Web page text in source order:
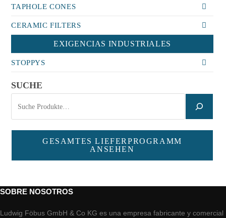
TAPHOLE CONES
CERAMIC FILTERS
EXIGENCIAS INDUSTRIALES
STOPPYS
SUCHE
GESAMTES LIEFERPROGRAMM
ANSEHEN
SOBRE NOSOTROS
Ludwig Föbus GmbH & Co KG es una empresa fabricante y comercial